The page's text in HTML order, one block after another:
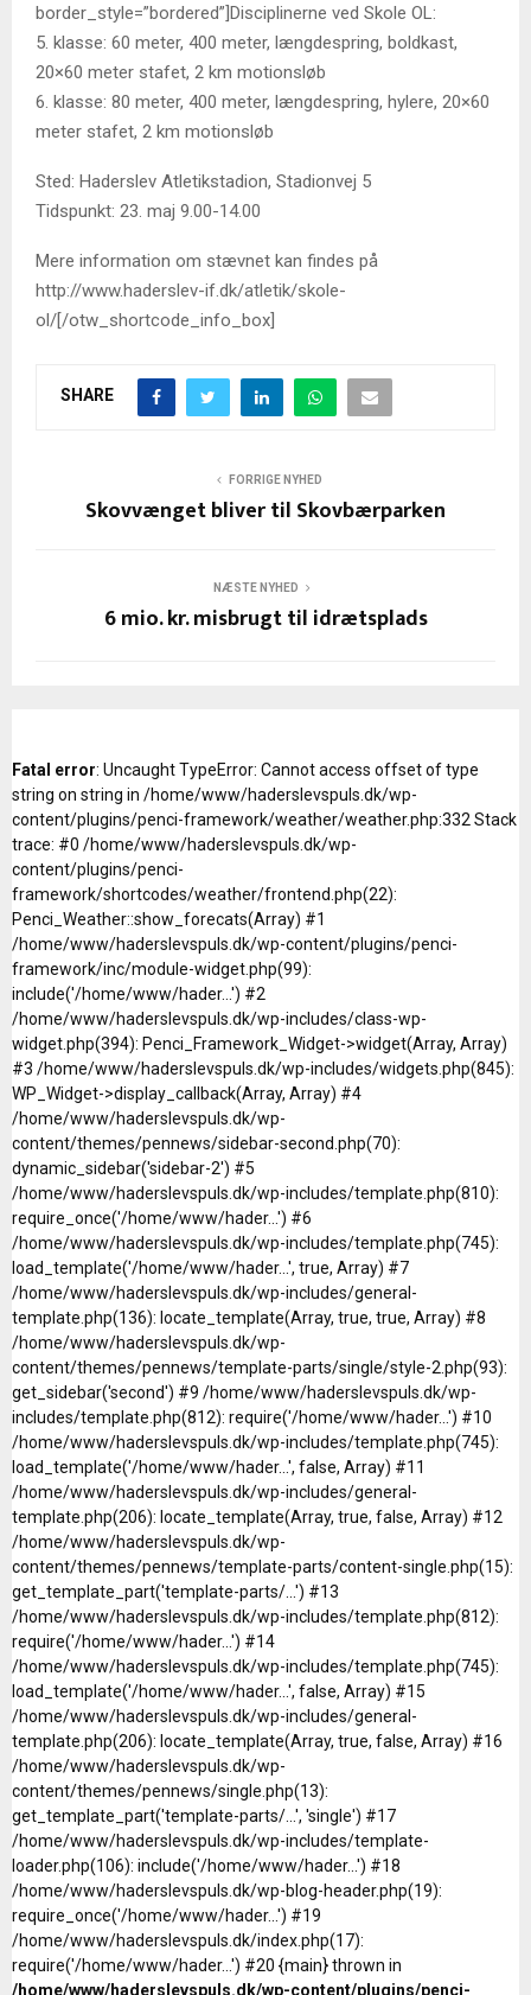
border_style=”bordered”]Disciplinerne ved Skole OL:
5. klasse: 60 meter, 400 meter, længdespring, boldkast,
20×60 meter stafet, 2 km motionsløb
6. klasse: 80 meter, 400 meter, længdespring, hylere, 20×60
meter stafet, 2 km motionsløb
Sted: Haderslev Atletikstadion, Stadionvej 5
Tidspunkt: 23. maj 9.00-14.00
Mere information om stævnet kan findes på
http://www.haderslev-if.dk/atletik/skole-
ol/[/otw_shortcode_info_box]
SHARE
FORRIGE NYHED
Skovvænget bliver til Skovbærparken
NÆSTE NYHED
6 mio. kr. misbrugt til idrætsplads
Fatal error: Uncaught TypeError: Cannot access offset of type
string on string in /home/www/haderslevspuls.dk/wp-
content/plugins/penci-framework/weather/weather.php:332 Stack
trace: #0 /home/www/haderslevspuls.dk/wp-
content/plugins/penci-
framework/shortcodes/weather/frontend.php(22):
Penci_Weather::show_forecats(Array) #1
/home/www/haderslevspuls.dk/wp-content/plugins/penci-
framework/inc/module-widget.php(99):
include('/home/www/hader...') #2
/home/www/haderslevspuls.dk/wp-includes/class-wp-
widget.php(394): Penci_Framework_Widget->widget(Array, Array)
#3 /home/www/haderslevspuls.dk/wp-includes/widgets.php(845):
WP_Widget->display_callback(Array, Array) #4
/home/www/haderslevspuls.dk/wp-
content/themes/pennews/sidebar-second.php(70):
dynamic_sidebar('sidebar-2') #5
/home/www/haderslevspuls.dk/wp-includes/template.php(810):
require_once('/home/www/hader...') #6
/home/www/haderslevspuls.dk/wp-includes/template.php(745):
load_template('/home/www/hader...', true, Array) #7
/home/www/haderslevspuls.dk/wp-includes/general-
template.php(136): locate_template(Array, true, true, Array) #8
/home/www/haderslevspuls.dk/wp-
content/themes/pennews/template-parts/single/style-2.php(93):
get_sidebar('second') #9 /home/www/haderslevspuls.dk/wp-
includes/template.php(812): require('/home/www/hader...') #10
/home/www/haderslevspuls.dk/wp-includes/template.php(745):
load_template('/home/www/hader...', false, Array) #11
/home/www/haderslevspuls.dk/wp-includes/general-
template.php(206): locate_template(Array, true, false, Array) #12
/home/www/haderslevspuls.dk/wp-
content/themes/pennews/template-parts/content-single.php(15):
get_template_part('template-parts/...') #13
/home/www/haderslevspuls.dk/wp-includes/template.php(812):
require('/home/www/hader...') #14
/home/www/haderslevspuls.dk/wp-includes/template.php(745):
load_template('/home/www/hader...', false, Array) #15
/home/www/haderslevspuls.dk/wp-includes/general-
template.php(206): locate_template(Array, true, false, Array) #16
/home/www/haderslevspuls.dk/wp-
content/themes/pennews/single.php(13):
get_template_part('template-parts/...', 'single') #17
/home/www/haderslevspuls.dk/wp-includes/template-
loader.php(106): include('/home/www/hader...') #18
/home/www/haderslevspuls.dk/wp-blog-header.php(19):
require_once('/home/www/hader...') #19
/home/www/haderslevspuls.dk/index.php(17):
require('/home/www/hader...') #20 {main} thrown in
/home/www/haderslevspuls.dk/wp-content/plugins/penci-